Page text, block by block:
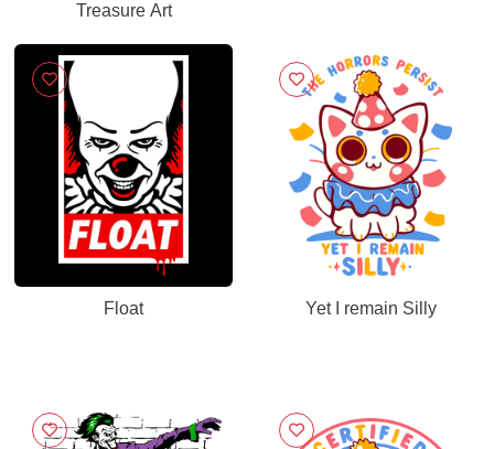
Treasure Art
Float Yet I remain Silly